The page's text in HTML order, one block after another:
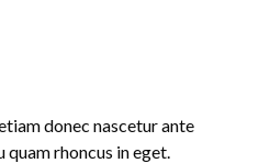
donec nascetur ante
quam rhoncus in eget.